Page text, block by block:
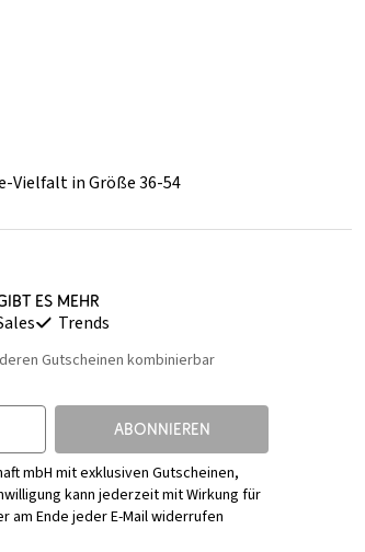
Vielfalt in Größe 36-54
es mehr
Trends
Gutscheinen kombinierbar
ABONNIEREN
mbH mit exklusiven Gutscheinen,
kann jederzeit mit Wirkung für
am Ende jeder E-Mail widerrufen